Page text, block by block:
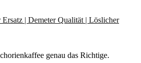
| Demeter Qualität | Löslicher
genau das Richtige.